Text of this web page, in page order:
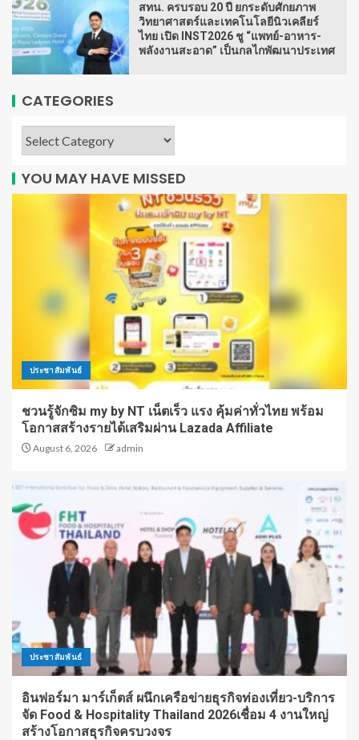
สทน. ครบรอบ 20 ปี ยกระดับศักยภาพ
วิทยาศาสตร์และเทคโนโลยีนิวเคลียร์
ไทย เปิด INST2026 ชู “แพทย์-อาหาร-
พลังงานสะอาด” เป็นกลไกพัฒนาประเทศ
CATEGORIES
YOU MAY HAVE MISSED
ประชาสัมพันธ์
ชวนรู้จักซิม my by NT เน็ตเร็ว แรง คุ้มค่าทั่วไทย พร้อม
โอกาสสร้างรายได้เสริมผ่าน Lazada Affiliate
August 6, 2026 admin
ประชาสัมพันธ์
อินฟอร์มา มาร์เก็ตส์ ผนึกเครือข่ายธุรกิจท่องเที่ยว-บริการ
จัด Food & Hospitality Thailand 2026เชื่อม 4 งานใหญ่
สร้างโอกาสธุรกิจครบวงจร